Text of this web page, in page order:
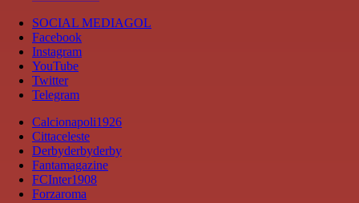
SOCIAL MEDIAGOL
Facebook
Instagram
YouTube
Twitter
Telegram
Calcionapoli1926
Cittaceleste
Derbyderbyderby
Fantamagazine
FCInter1908
Forzaroma